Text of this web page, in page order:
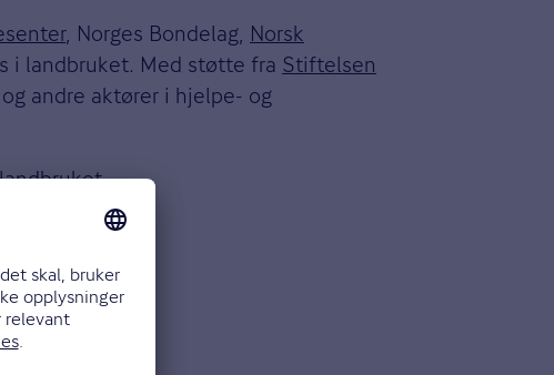
, Norges Bondelag, Norsk
i landbruket. Med støtte fra Stiftelsen
andre aktører i hjelpe- og